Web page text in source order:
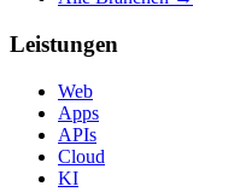
Leistungen
Web
Apps
APIs
Cloud
KI